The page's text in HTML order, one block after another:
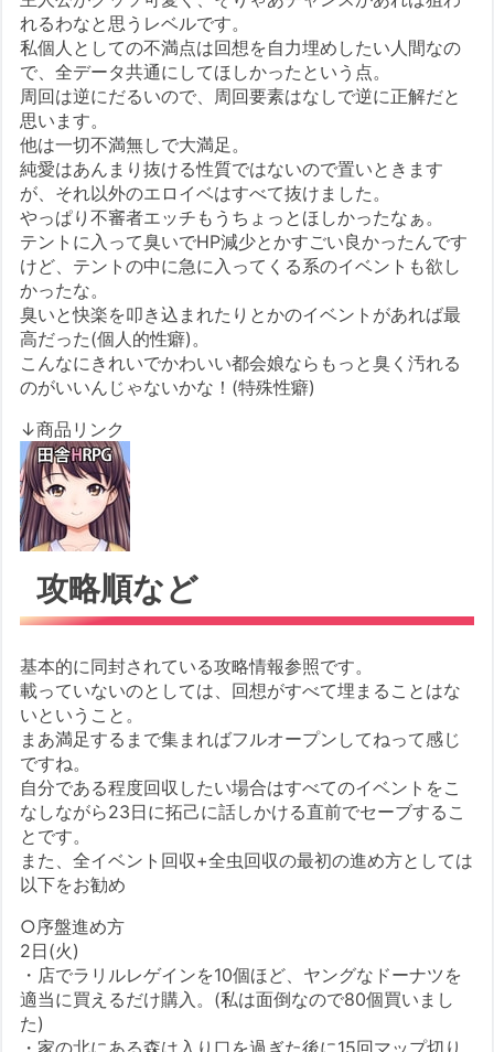
れるわなと思うレベルです。
私個人としての不満点は回想を自力埋めしたい人間なの
で、全データ共通にしてほしかったという点。
周回は逆にだるいので、周回要素はなしで逆に正解だと
思います。
他は一切不満無しで大満足。
純愛はあんまり抜ける性質ではないので置いときます
が、それ以外のエロイベはすべて抜けました。
やっぱり不審者エッチもうちょっとほしかったなぁ。
テントに入って臭いでHP減少とかすごい良かったんです
けど、テントの中に急に入ってくる系のイベントも欲し
かったな。
臭いと快楽を叩き込まれたりとかのイベントがあれば最
高だった(個人的性癖)。
こんなにきれいでかわいい都会娘ならもっと臭く汚れる
のがいいんじゃないかな！(特殊性癖)
↓商品リンク
攻略順など
基本的に同封されている攻略情報参照です。
載っていないのとしては、回想がすべて埋まることはな
いということ。
まあ満足するまで集まればフルオープンしてねって感じ
ですね。
自分である程度回収したい場合はすべてのイベントをこ
なしながら23日に拓己に話しかける直前でセーブするこ
とです。
また、全イベント回収+全虫回収の最初の進め方としては
以下をお勧め
○序盤進め方
2日(火)
・店でラリルレゲインを10個ほど、ヤングなドーナツを
適当に買えるだけ購入。(私は面倒なので80個買いまし
た)